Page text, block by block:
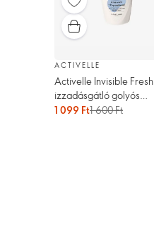
ACTIVELLE
Activelle Invisible Fresh
izzadásgátló golyós
dezodor
1 099 Ft1 600 Ft